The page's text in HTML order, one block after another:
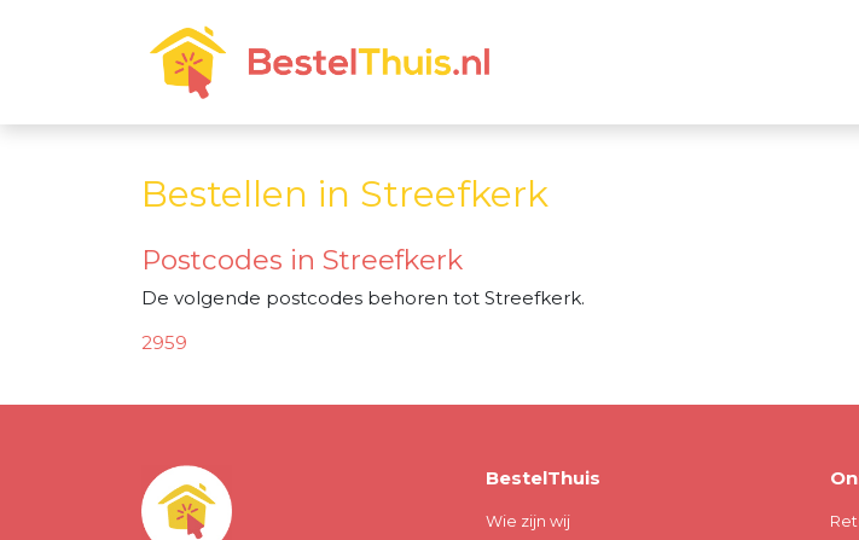
Bestellen in Streefkerk
Postcodes in Streefkerk
De volgende postcodes behoren tot Streefkerk.
2959
BestelThuis
Wie zijn wij